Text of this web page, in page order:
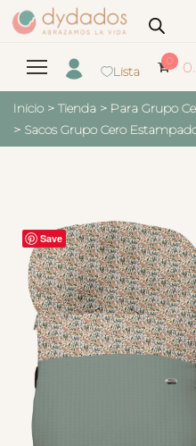
Lista
0
Inicio > Tienda > Para Grupo
> Sacos Grupo Cero
Save